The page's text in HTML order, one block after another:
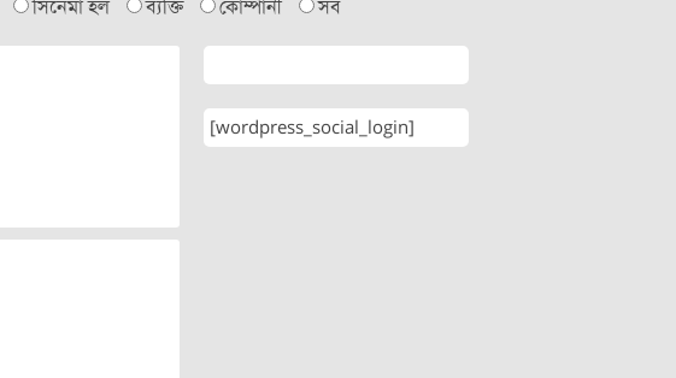
সিনেমা হল ব্যক্তি কোম্পানী সব
[wordpress_social_login]